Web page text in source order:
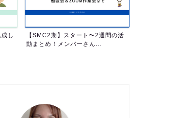
活
【SMC2期】ゼロスタートでも稼ぎ
やすい3つの理由